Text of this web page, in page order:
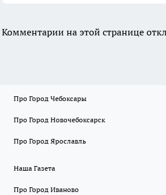
Комментарии на этой странице
Про Город Чебоксары
Про Город Новочебоксарск
Про Город Ярославль
Наша Газета
Про Город Иваново